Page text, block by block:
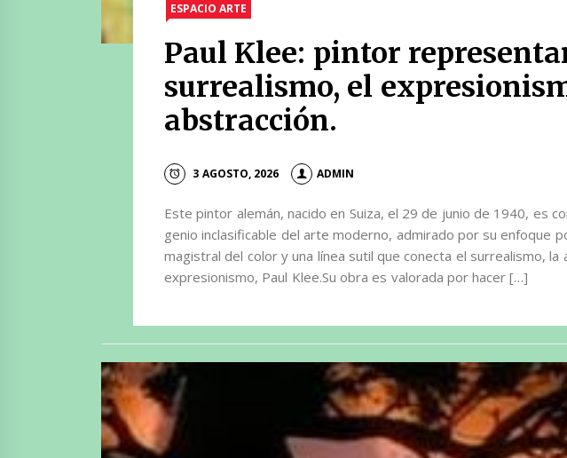
ESPACIO ARTE
Paul Klee: pintor
surrealismo, el
abstracción.
3 AGOSTO, 2026 ADMIN
Este pintor alemán, nacido en Suiza, el 29 de junio de 1940, es
genio inclasificable del arte moderno, admirado por su enfoque
magistral del color y una línea sutil que conecta el surrealismo, la
expresionismo, Paul Klee.Su obra es valorada por hacer […]